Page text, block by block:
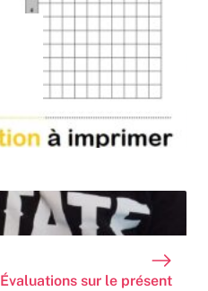
Évaluations sur le présent